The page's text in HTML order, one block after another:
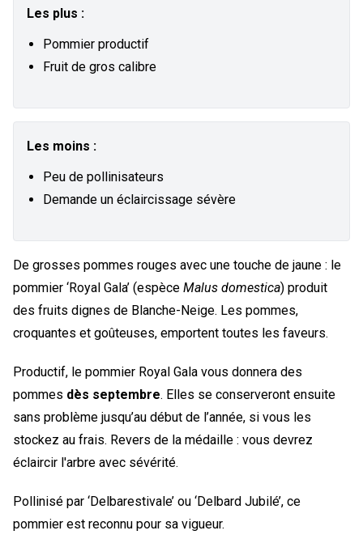
Les plus :
Pommier productif
Fruit de gros calibre
Les moins :
Peu de pollinisateurs
Demande un éclaircissage sévère
De grosses pommes rouges avec une touche de jaune : le
pommier ‘Royal Gala’ (espèce Malus domestica) produit
des fruits dignes de Blanche-Neige. Les pommes,
croquantes et goûteuses, emportent toutes les faveurs.
Productif, le pommier Royal Gala vous donnera des
pommes dès septembre. Elles se conserveront ensuite
sans problème jusqu’au début de l’année, si vous les
stockez au frais. Revers de la médaille : vous devrez
éclaircir l'arbre avec sévérité.
Pollinisé par ‘Delbarestivale’ ou ‘Delbard Jubilé’, ce
pommier est reconnu pour sa vigueur.